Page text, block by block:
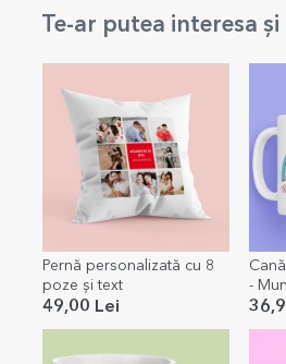
Te-ar putea interesa și
Pernă personalizată cu 8
poze și text
49,00 Lei
-